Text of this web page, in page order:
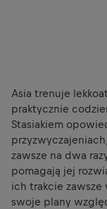
Asia trenuje
praktycznie
Stasiakiem
zawsze na dwa
pomagają jej
ich trakcie zawsze
swoje plany